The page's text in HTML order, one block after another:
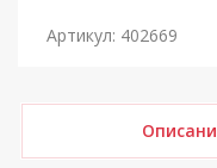
Артикул: 402669